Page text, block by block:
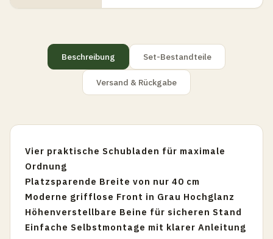
Beschreibung Set-Bestandteile
Versand & Rückgabe
Vier praktische Schubladen für maximale
Ordnung
Platzsparende Breite von nur 40 cm
Moderne grifflose Front in Grau Hochglanz
Höhenverstellbare Beine für sicheren Stand
Einfache Selbstmontage mit klarer Anleitung